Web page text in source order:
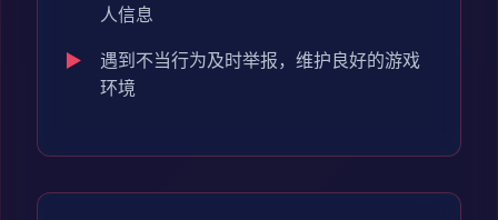
人信息
遇到不当行为及时举报，维护良好的游戏
环境